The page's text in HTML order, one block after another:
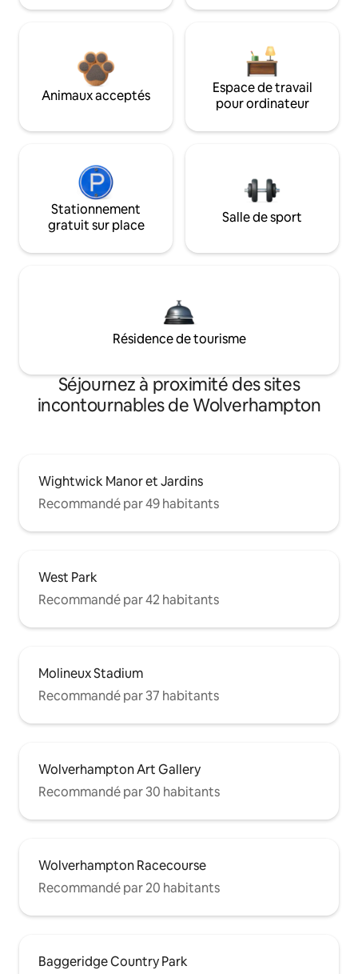
Animaux acceptés
Espace de travail
pour ordinateur
Stationnement
gratuit sur place
Salle de sport
Résidence de tourisme
Séjournez à proximité des sites
incontournables de Wolverhampton
Wightwick Manor et Jardins
Recommandé par 49 habitants
West Park
Recommandé par 42 habitants
Molineux Stadium
Recommandé par 37 habitants
Wolverhampton Art Gallery
Recommandé par 30 habitants
Wolverhampton Racecourse
Recommandé par 20 habitants
Baggeridge Country Park